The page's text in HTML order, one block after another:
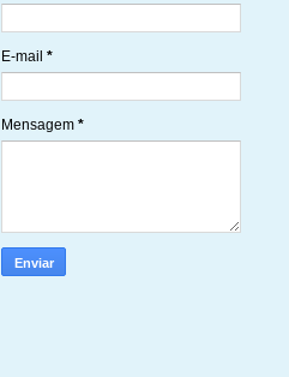
E-mail *
Mensagem *